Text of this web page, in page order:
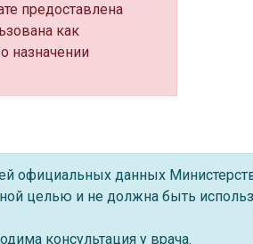
предоставлена
как
назначении
официальных данных
целью и не должна быть
консультация у врача.